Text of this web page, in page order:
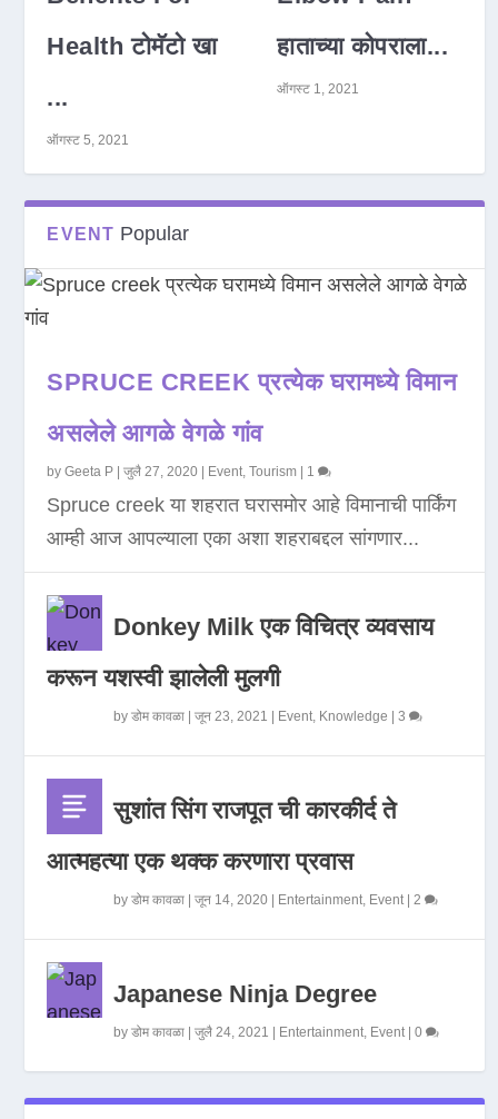
Health टोमॅटो खा
...
ऑगस्ट 5, 2021
हाताच्या कोपराला...
ऑगस्ट 1, 2021
EVENT Popular
SPRUCE CREEK प्रत्येक घरामध्ये विमान
असलेले आगळे वेगळे गांव
byGeeta P |जुलै 27, 2020 Event,Tourism 1
Spruce creek या शहरात घरासमोर आहे विमानाची पार्किंग
आम्ही आज आपल्याला एका अशा शहराबद्दल सांगणार...
Donkey Milk एक विचित्र व्यवसाय
करून यशस्वी झालेली मुलगी
byडोम कावळा |जून 23, 2021 Event, Knowledge |3
सुशांत सिंग राजपूत ची कारकीर्द ते
आत्महत्या एक थक्क करणारा प्रवास
byडोम कावळा |जून 14, 2020 Entertainment, Event|2
Japanese Ninja Degree
byडोम कावळा |जुलै 24, 2021 Entertainment, Event|0